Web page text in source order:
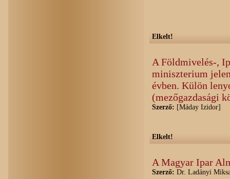
Elkelt!
A Földmivelés-,
miniszterium
évben. Külön
(mezőgazdasági
Szerző: [Máday Izidor]
Elkelt!
A Magyar Ipar
Szerző: Dr. Ladányi